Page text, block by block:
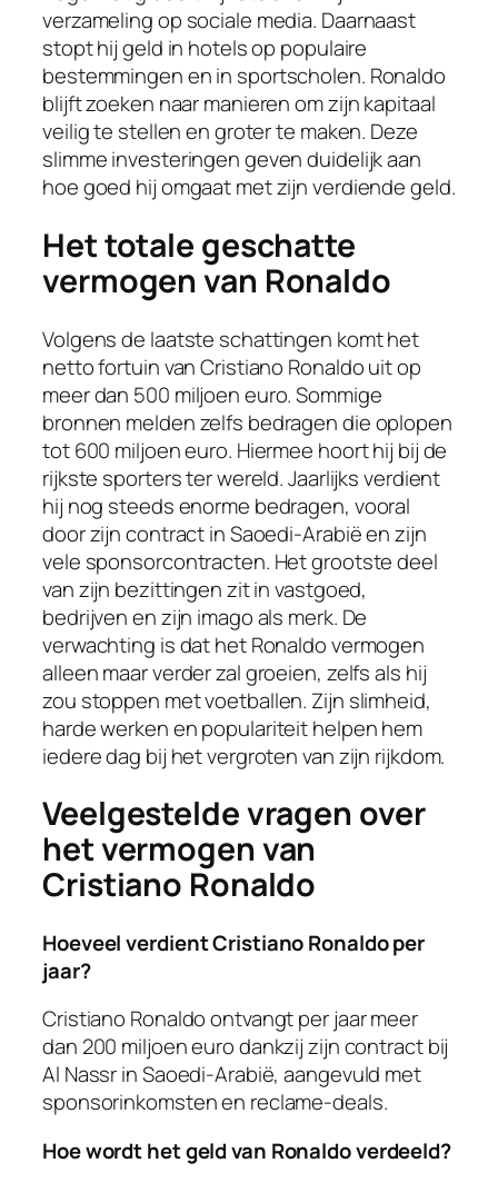
verzameling op sociale media. Daarnaast
stopt hij geld in hotels op populaire
bestemmingen en in sportscholen. Ronaldo
blijft zoeken naar manieren om zijn kapitaal
veilig te stellen en groter te maken. Deze
slimme investeringen geven duidelijk aan
hoe goed hij omgaat met zijn verdiende geld.
Het totale geschatte
vermogen van Ronaldo
Volgens de laatste schattingen komt het
netto fortuin van Cristiano Ronaldo uit op
meer dan 500 miljoen euro. Sommige
bronnen melden zelfs bedragen die oplopen
tot 600 miljoen euro. Hiermee hoort hij bij de
rijkste sporters ter wereld. Jaarlijks verdient
hij nog steeds enorme bedragen, vooral
door zijn contract in Saoedi-Arabië en zijn
vele sponsorcontracten. Het grootste deel
van zijn bezittingen zit in vastgoed,
bedrijven en zijn imago als merk. De
verwachting is dat het Ronaldo vermogen
alleen maar verder zal groeien, zelfs als hij
zou stoppen met voetballen. Zijn slimheid,
harde werken en populariteit helpen hem
iedere dag bij het vergroten van zijn rijkdom.
Veelgestelde vragen over
het vermogen van
Cristiano Ronaldo
Hoeveel verdient Cristiano Ronaldo per
jaar?
Cristiano Ronaldo ontvangt per jaar meer
dan 200 miljoen euro dankzij zijn contract bij
Al Nassr in Saoedi-Arabië, aangevuld met
sponsorinkomsten en reclame-deals.
Hoe wordt het geld van Ronaldo verdeeld?